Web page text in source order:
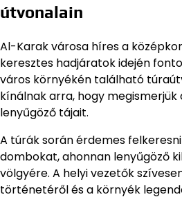
útvonalain
Al-Karak városa híres a
keresztes hadjáratok idején
város környékén található
kínálnak arra, hogy
lenyűgöző tájait.
A túrák során érdemes
dombokat, ahonnan lenyűgöző
völgyére. A helyi vezetők
történetéről és a környék